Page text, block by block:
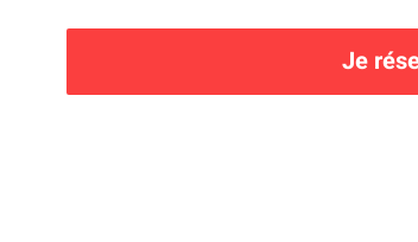
Je